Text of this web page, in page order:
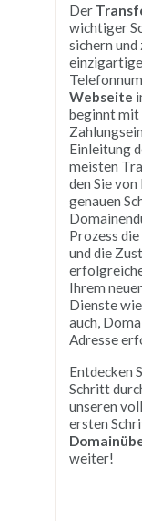
Der
wichtiger
sichern
Webseite
beginnt mit
Einleitung
meisten
den Sie
genauen
Prozess
und die
Ihrem
Dienste
auch,
Adresse
Entdecken
Schritt
unseren
ersten
weiter!